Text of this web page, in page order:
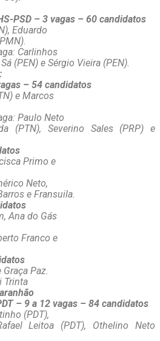
PSD – 3 vagas – 60 candidatos
Eduardo
Carlinhos
(PEN) e Sérgio Vieira (PEN).
– 54 candidatos
e Marcos
Paulo Neto
(PTN), Severino Sales (PRP) e
Primo e
Neto,
e Fransuila.
Ana do Gás
Franco e
Paz.
Trinta
– 9 a 12 vagas – 84 candidatos
(PDT),
Leitoa (PDT), Othelino Neto